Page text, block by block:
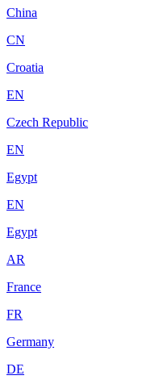
China
CN
Croatia
EN
Czech Republic
EN
Egypt
EN
Egypt
AR
France
FR
Germany
DE